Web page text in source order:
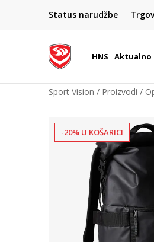
Status narudžbe
Dostava 1,50 €
|
HNS Aktualno
Sport Vision Proizvodi
-20% U KOŠARICI